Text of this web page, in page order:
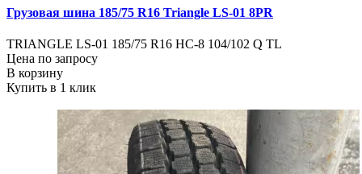
Грузовая шина 185/75 R16 Triangle LS-01 8PR
TRIANGLE LS-01 185/75 R16 НС-8 104/102 Q TL
Цена по запросу
В корзину
Купить в 1 клик